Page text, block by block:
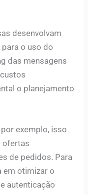
desenvolvam
o uso do
das mensagens
o planejamento
exemplo, isso
ofertas
de pedidos. Para
em otimizar o
autenticação